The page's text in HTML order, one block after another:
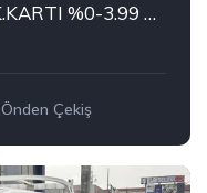
TAMAMINA TİCARİ KREDİ-K.KARTI %0-3.99 ÇEK-2.99 SENET-ÇKS SATIŞ
Önden Çekiş